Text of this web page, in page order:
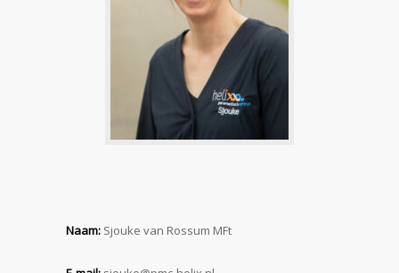
Naam: Sjouke van Rossum MFt